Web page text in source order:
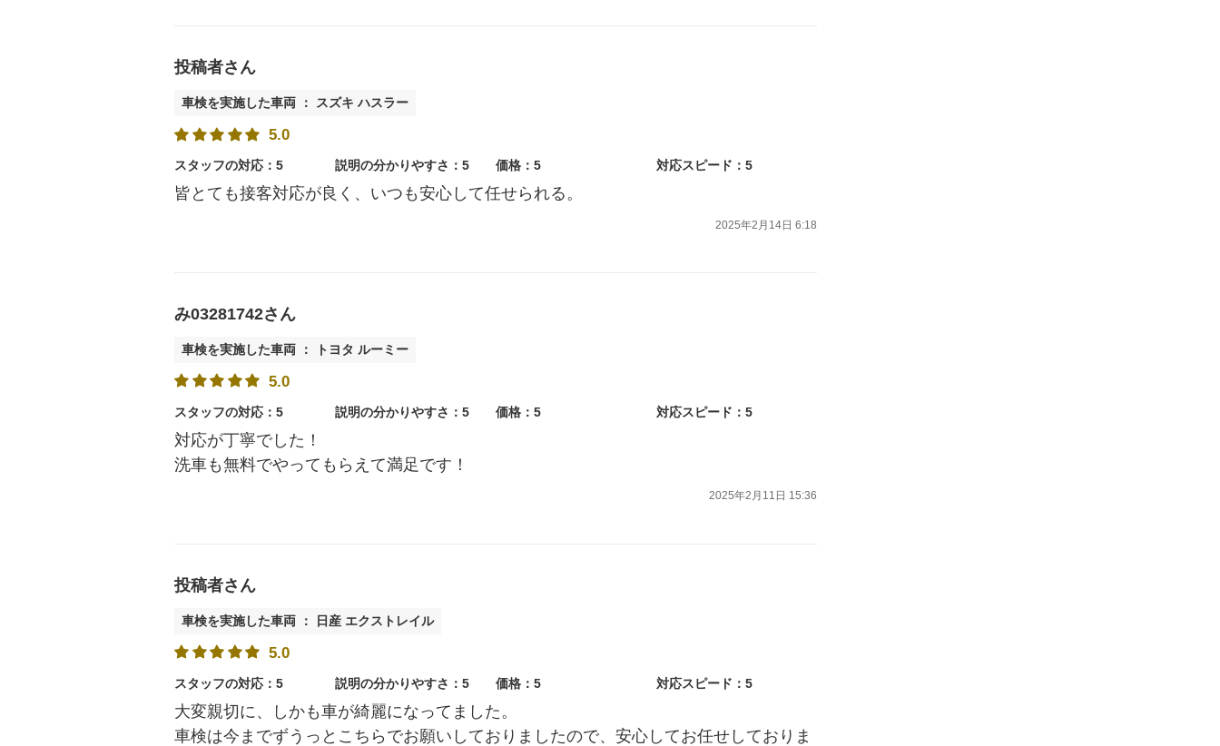
投稿者さん
車検を実施した車両 ： スズキ ハスラー
5.0
スタッフの対応：5 説明の分かりやすさ：5 価格：5 対応スピード：5
皆とても接客対応が良く、いつも安心して任せられる。
2025年2月14日 6:18
み03281742さん
車検を実施した車両 ： トヨタ ルーミー
5.0
スタッフの対応：5 説明の分かりやすさ：5 価格：5 対応スピード：5
対応が丁寧でした！
洗車も無料でやってもらえて満足です！
2025年2月11日 15:36
投稿者さん
車検を実施した車両 ： 日産 エクストレイル
5.0
スタッフの対応：5 説明の分かりやすさ：5 価格：5 対応スピード：5
大変親切に、しかも車が綺麗になってました。
車検は今までずうっとこちらでお願いしておりましたので、安心してお任せしておりま